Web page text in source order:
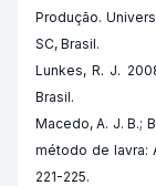
Produção.
SC, Brasil.
Lunkes, R. J.
Brasil.
Macedo, A. J. B.;
método de lavra:
221-225.